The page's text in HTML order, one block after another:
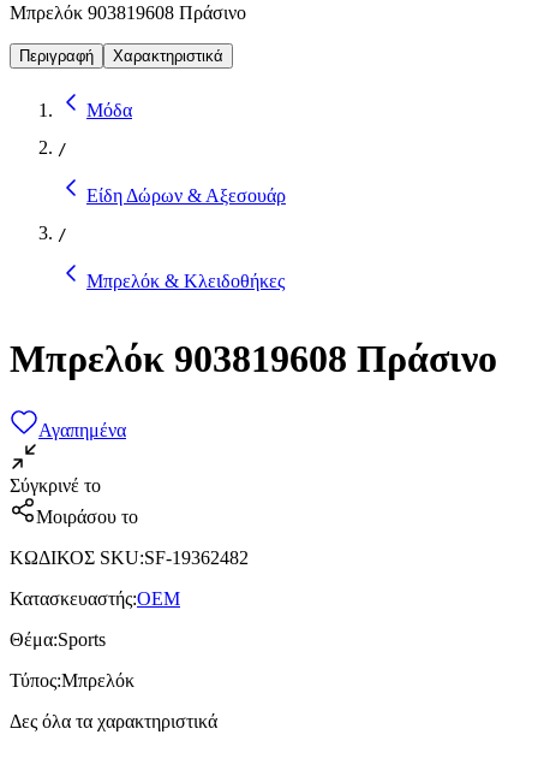
Μπρελόκ 903819608 Πράσινο
Περιγραφή Χαρακτηριστικά
Μόδα
/
Είδη Δώρων & Αξεσουάρ
/
Μπρελόκ & Κλειδοθήκες
Μπρελόκ 903819608 Πράσινο
Αγαπημένα
Σύγκρινέ το
Μοιράσου το
ΚΩΔΙΚΟΣ SKU:SF-19362482
Κατασκευαστής:OEM
Θέμα:Sports
Τύπος:Μπρελόκ
Δες όλα τα χαρακτηριστικά